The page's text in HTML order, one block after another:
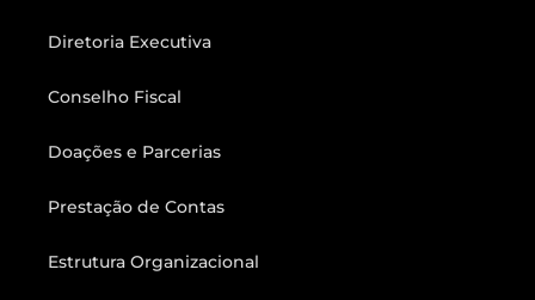
Diretoria Executiva
Conselho Fiscal
Doações e Parcerias
Prestação de Contas
Estrutura Organizacional